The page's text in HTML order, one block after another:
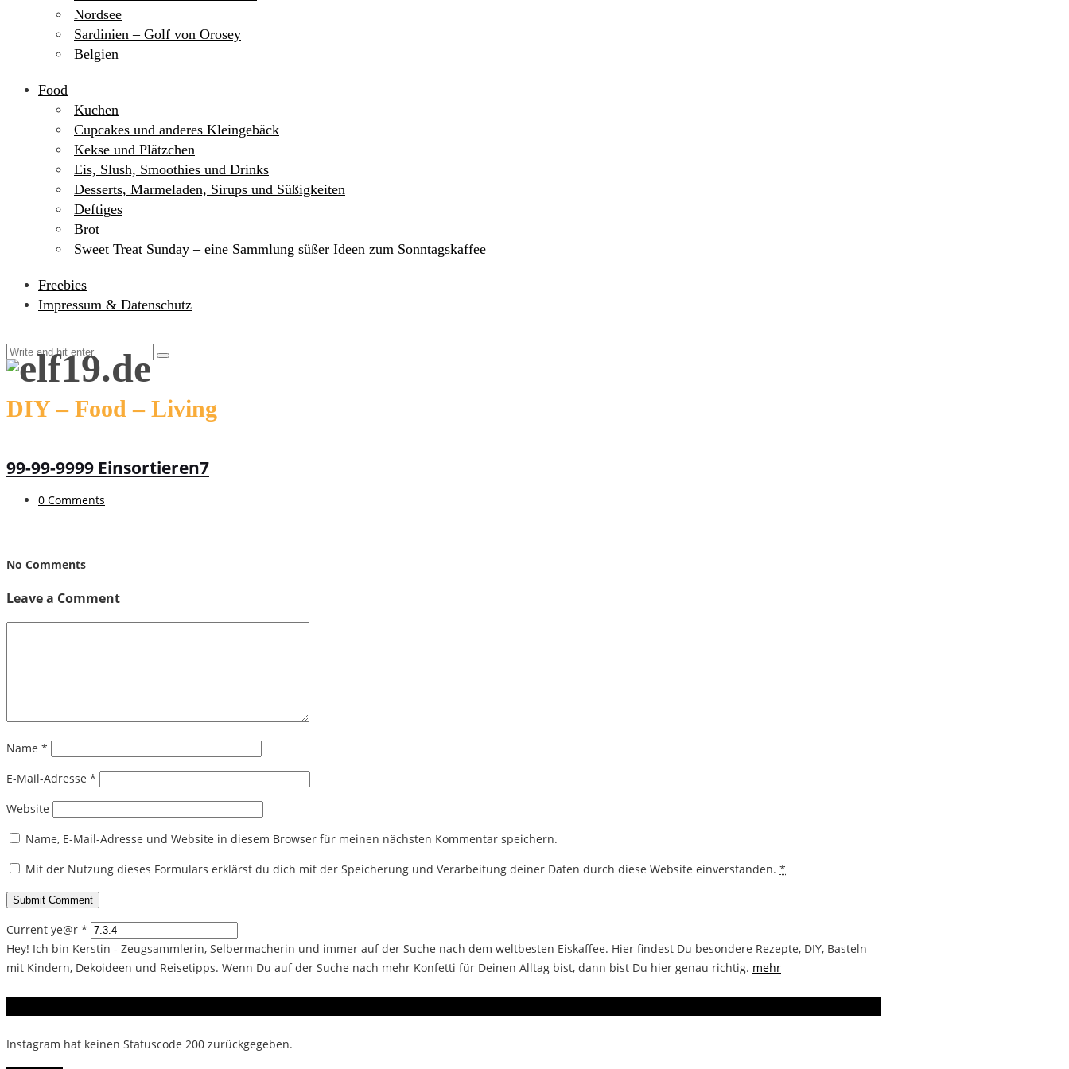
Nordsee
Sardinien – Golf von Orosey
Belgien
Food
Kuchen
Cupcakes und anderes Kleingebäck
Kekse und Plätzchen
Eis, Slush, Smoothies und Drinks
Desserts, Marmeladen, Sirups und Süßigkeiten
Deftiges
Brot
Sweet Treat Sunday – eine Sammlung süßer Ideen zum Sonntagskaffee
Freebies
Impressum & Datenschutz
DIY – Food – Living
99-99-9999 Einsortieren7
0 Comments
No Comments
Leave a Comment
Name *
E-Mail-Adresse *
Website
Name, E-Mail-Adresse und Website in diesem Browser für meinen nächsten Kommentar speichern.
Mit der Nutzung dieses Formulars erklärst du dich mit der Speicherung und Verarbeitung deiner Daten durch diese Website einverstanden. *
Current ye@r *
Hey! Ich bin Kerstin - Zeugsammlerin, Selbermacherin und immer auf der Suche nach dem weltbesten Eiskaffee. Hier findest Du besondere Rezepte, DIY, Basteln
mit Kindern, Dekoideen und Reisetipps. Wenn Du auf der Suche nach mehr Konfetti für Deinen Alltag bist, dann bist Du hier genau richtig. mehr
Instagram hat keinen Statuscode 200 zurückgegeben.